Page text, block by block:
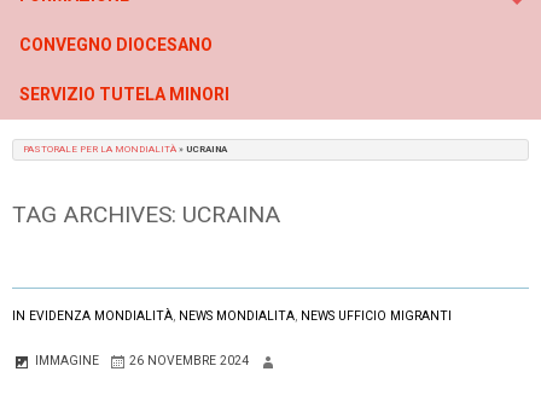
CONVEGNO DIOCESANO
SERVIZIO TUTELA MINORI
PASTORALE PER LA MONDIALITÀ » UCRAINA
TAG ARCHIVES: UCRAINA
IN EVIDENZA MONDIALITÀ NEWS MONDIALITA NEWS UFFICIO MIGRANTI
IMMAGINE 26 NOVEMBRE 2024